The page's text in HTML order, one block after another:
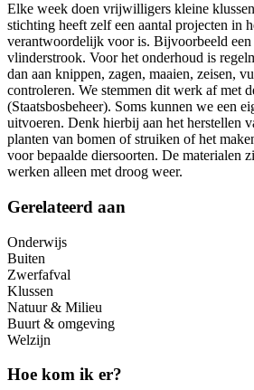
Elke week doen vrijwilligers kleine
stichting heeft zelf een aantal projecten in
verantwoordelijk voor is. Bijvoorbeeld een
vlinderstrook. Voor het onderhoud is
dan aan knippen, zagen, maaien, zeisen,
controleren. We stemmen dit werk af met
(Staatsbosbeheer). Soms kunnen we een
uitvoeren. Denk hierbij aan het herstellen
planten van bomen of struiken of het
voor bepaalde diersoorten. De materialen
werken alleen met droog weer.
Gerelateerd aan
Onderwijs
Buiten
Zwerfafval
Klussen
Natuur & Milieu
Buurt & omgeving
Welzijn
Hoe kom ik er?